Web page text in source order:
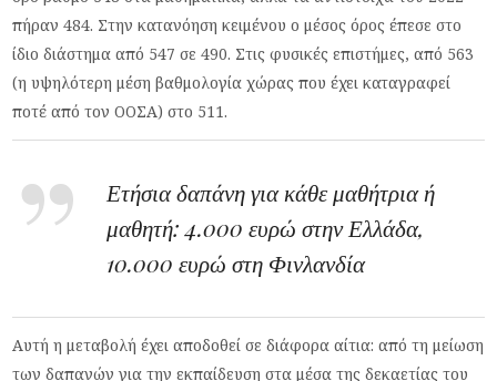
πήραν 484. Στην κατανόηση κειμένου ο μέσος όρος έπεσε στο
ίδιο διάστημα από 547 σε 490. Στις φυσικές επιστήμες, από 563
(η υψηλότερη μέση βαθμολογία χώρας που έχει καταγραφεί
ποτέ από τον ΟΟΣΑ) στο 511.
Ετήσια δαπάνη για κάθε μαθήτρια ή
μαθητή: 4.000 ευρώ στην Ελλάδα,
10.000 ευρώ στη Φινλανδία
Αυτή η μεταβολή έχει αποδοθεί σε διάφορα αίτια: από τη μείωση
των δαπανών για την εκπαίδευση στα μέσα της δεκαετίας του